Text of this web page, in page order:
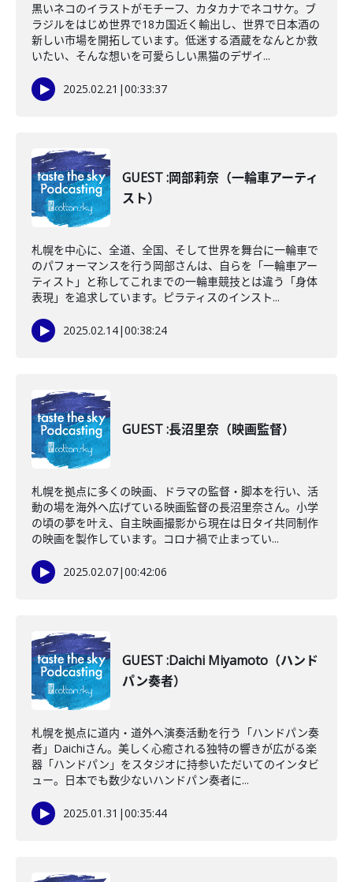
黒いネコのイラストがモチーフ、カタカナでネコサケ。ブ
ラジルをはじめ世界で18カ国近く輸出し、世界で日本酒の
新しい市場を開拓しています。低迷する酒蔵をなんとか救
いたい、そんな想いを可愛らしい黒猫のデザイ...
2025.02.21 |00:33:37
GUEST :岡部莉奈（一輪車アーティ
スト）
札幌を中心に、全道、全国、そして世界を舞台に一輪車で
のパフォーマンスを行う岡部さんは、自らを「一輪車アー
ティスト」と称してこれまでの一輪車競技とは違う「身体
表現」を追求しています。ピラティスのインスト...
2025.02.14|00:38:24
GUEST :長沼里奈（映画監督）
札幌を拠点に多くの映画、ドラマの監督・脚本を行い、活
動の場を海外へ広げている映画監督の長沼里奈さん。小学
の頃の夢を叶え、自主映画撮影から現在は日タイ共同制作
の映画を製作しています。コロナ禍で止まってい...
2025.02.07|00:42:06
GUEST :Daichi Miyamoto（ハンド
パン奏者）
札幌を拠点に道内・道外へ演奏活動を行う「ハンドパン奏
者」Daichiさん。美しく心癒される独特の響きが広がる楽
器「ハンドパン」をスタジオに持参いただいてのインタビ
ュー。日本でも数少ないハンドパン奏者に...
2025.01.31 |00:35:44